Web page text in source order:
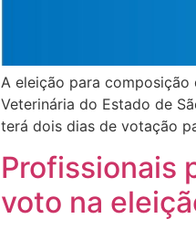
A eleição para
Veterinária do Estado de
terá dois dias de votação
Profissionais
voto na